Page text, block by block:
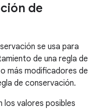
de
se usa para
de una regla de
más modificadores de
de conservación.
los valores posibles